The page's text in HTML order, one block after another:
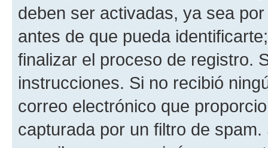
deben ser activadas, ya sea
antes de que pueda
finalizar el proceso de registro.
instrucciones. Si no recibió
correo electrónico que
capturada por un filtro de